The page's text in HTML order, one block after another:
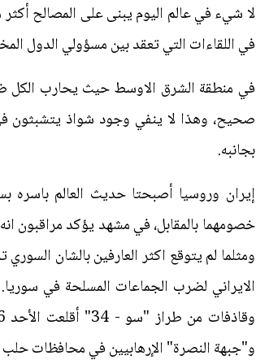
لا شيء في عالم اليوم يبنى على المصالح
في اللقاءات التي تعقد بين مسؤولي الدول
في منطقة الشرق الاوسط حيث يحارب الكل
صحيح، وهذا لا ينفي وجود شواذ يتشبثون
بجانبه.
إيران وروسيا أصبحتا حديث العالم باسره
خصومهما بالمقابل، في مشهد يؤكد مراقبون
ومثلما لم يتوقع اكثر العارفين بالشان
و"جبهة النصرة" الإرهابيين في محافظات